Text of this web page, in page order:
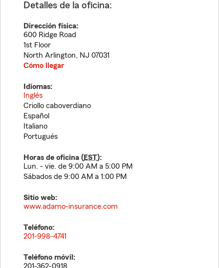
Detalles de la oficina:
Dirección física:
600 Ridge Road
1st Floor
North Arlington, NJ 07031
Cómo llegar
Idiomas:
Inglés
Criollo caboverdiano
Español
Italiano
Portugués
Horas de oficina (EST):
Lun. - vie. de 9:00 AM a 5:00 PM
Sábados de 9:00 AM a 1:00 PM
Sitio web:
www.adamo-insurance.com
Teléfono:
201-998-4741
Teléfono móvil:
201-362-0918